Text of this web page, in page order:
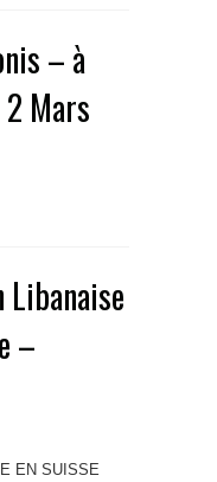
– à
Mars
–
EN SUISSE